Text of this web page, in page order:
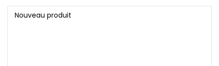
Nouveau produit